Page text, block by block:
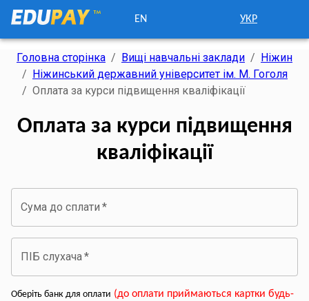
EN УКР
Головна сторінка / Вищі навчальні заклади / Ніжин
/ Ніжинський державний університет ім. М. Гоголя
/ Оплата за курси підвищення кваліфікації
Оплата за курси підвищення
кваліфікації
Сума до сплати *
ПІБ слухача*
Оберіть банк для оплати (до оплати приймаються картки будь-